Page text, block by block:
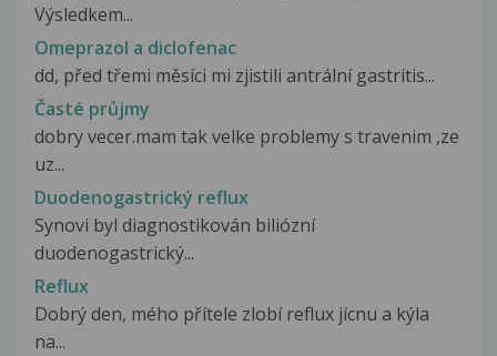
Výsledkem...
Omeprazol a diclofenac
dd, před třemi měsíci mi zjistili antrální gastritis...
Časté průjmy
dobry vecer.mam tak velke problemy s travenim ,ze
uz...
Duodenogastrický reflux
Synovi byl diagnostikován biliózní
duodenogastrický...
Reflux
Dobrý den, mého přítele zlobí reflux jícnu a kýla
na...